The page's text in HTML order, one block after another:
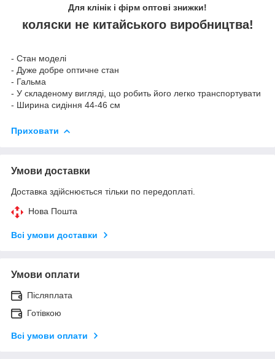
Для клінік і фірм оптові знижки!
коляски не китайського виробництва!
- Стан моделі
- Дуже добре оптичне стан
- Гальма
- У складеному вигляді, що робить його легко транспортувати
- Ширина сидіння 44-46 см
Приховати
Умови доставки
Доставка здійснюється тільки по передоплаті.
Нова Пошта
Всі умови доставки
Умови оплати
Післяплата
Готівкою
Всі умови оплати